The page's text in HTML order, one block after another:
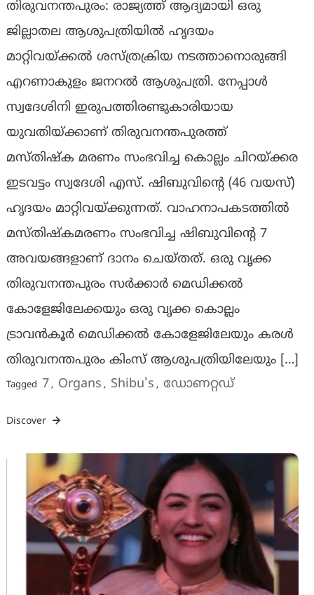
തിരുവനന്തപുരം: രാജ്യത്ത് ആദ്യമായി ഒരു
ജില്ലാതല ആശുപത്രിയില്‍ ഹൃദയം
മാറ്റിവയ്ക്കല്‍ ശസ്ത്രക്രിയ നടത്താനൊരുങ്ങി
എറണാകുളം ജനറല്‍ ആശുപത്രി. നേപ്പാള്‍
സ്വദേശിനി ഇരുപത്തിരണ്ടുകാരിയായ
യുവതിയ്ക്കാണ് തിരുവനന്തപുരത്ത്
മസ്തിഷ്‌ക മരണം സംഭവിച്ച കൊല്ലം ചിറയ്ക്കര
ഇടവട്ടം സ്വദേശി എസ്. ഷിബുവിന്റെ (46 വയസ്)
ഹൃദയം മാറ്റിവയ്ക്കുന്നത്. വാഹനാപകടത്തില്‍
മസ്തിഷ്‌കമരണം സംഭവിച്ച ഷിബുവിന്റെ 7
അവയങ്ങളാണ് ദാനം ചെയ്തത്. ഒരു വൃക്ക
തിരുവനന്തപുരം സര്‍ക്കാര്‍ മെഡിക്കല്‍
കോളേജിലേക്കയും ഒരു വൃക്ക കൊല്ലം
ട്രാവന്‍കൂര്‍ മെഡിക്കല്‍ കോളേജിലേയും കരള്‍
തിരുവനന്തപുരം കിംസ് ആശുപത്രിയിലേയും […]
Tagged 7, Organs , Shibu's , ഡോണറ്റഡ്
Discover